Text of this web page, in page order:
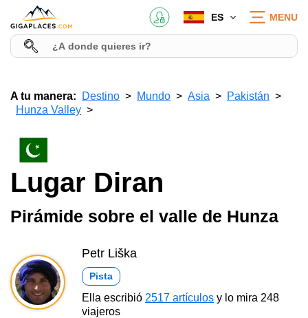
ES MENU
A tu manera: Destino Mundo Asia
Pakistán
Hunza Valley
Lugar Diran
Pirámide sobre el valle de Hunza
Petr Liška
Pista
Ella escribió 2517 artículos y lo mira 248
viajeros